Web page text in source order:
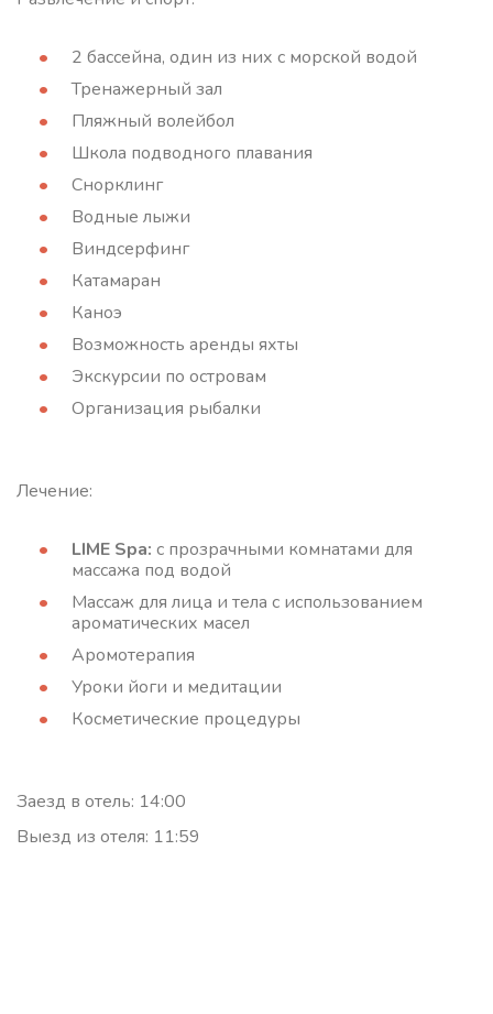
2 бассейна, один из них с морской водой
Тренажерный зал
Пляжный волейбол
Школа подводного плавания
Снорклинг
Водные лыжи
Виндсерфинг
Катамаран
Каноэ
Возможность аренды яхты
Экскурсии по островам
Организация рыбалки
Лечение:
LIME Spa: с прозрачными комнатами для
массажа под водой
Массаж для лица и тела с использованием
ароматических масел
Аромотерапия
Уроки йоги и медитации
Косметические процедуры
Заезд в отель: 14:00
Выезд из отеля: 11:59